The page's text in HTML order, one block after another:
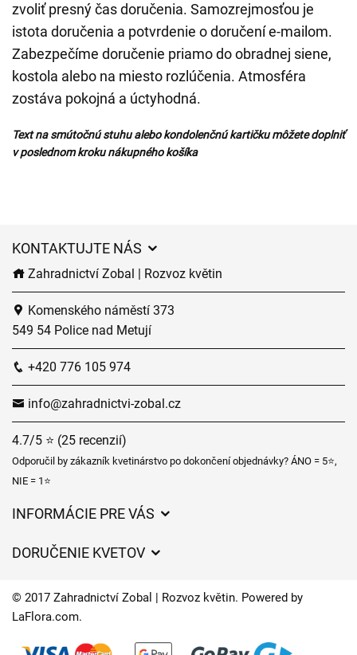
zvoliť presný čas doručenia. Samozrejmosťou je
istota doručenia a potvrdenie o doručení e-mailom.
Zabezpečíme doručenie priamo do obradnej siene,
kostola alebo na miesto rozlúčenia. Atmosféra
zostáva pokojná a úctyhodná.
Text na smútočnú stuhu alebo kondolenčnú kartičku môžete doplniť
v poslednom kroku nákupného košíka
KONTAKTUJTE NÁS
Zahradnictví Zobal | Rozvoz květin
Komenského náměstí 373
549 54 Police nad Metují
+420 776 105 974
info@zahradnictvi-zobal.cz
4.7/5 ⭐ (25 recenzií)
Odporučil by zákazník kvetinárstvo po dokončení objednávky? ÁNO = 5⭐,
NIE = 1⭐
INFORMÁCIE PRE VÁS
Časy doručenia kvetov – prehľad možností
DORUČENIE KVETOV
Kam doručujeme kvety
© 2017 Zahradnictví Zobal | Rozvoz květin. Powered by
LaFlora.com.